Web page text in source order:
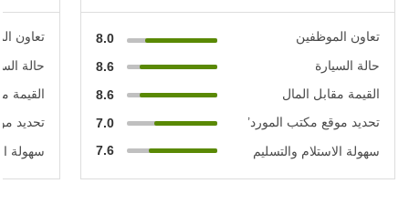
تعاون الموظفين
8.0
حالة السيارة
8.6
القيمة مقابل المال
8.6
تحديد موقع مكتب المورد’
7.0
سهولة الاستلام والتسليم
7.6
تعاون
حالة
القيمة
تحديد
سهولة